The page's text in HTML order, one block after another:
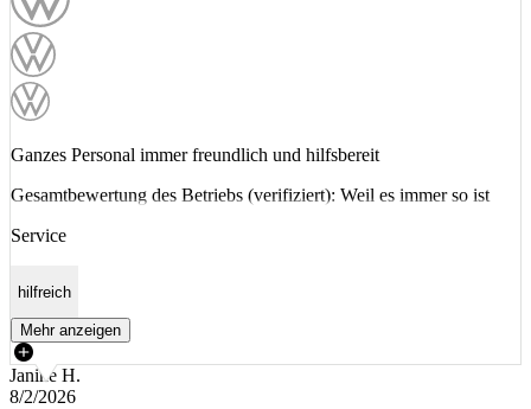
Ganzes Personal immer freundlich und hilfsbereit
Gesamtbewertung des Betriebs (verifiziert): Weil es immer so ist
Service
hilfreich
Mehr anzeigen
Janine H.
8/2/2026